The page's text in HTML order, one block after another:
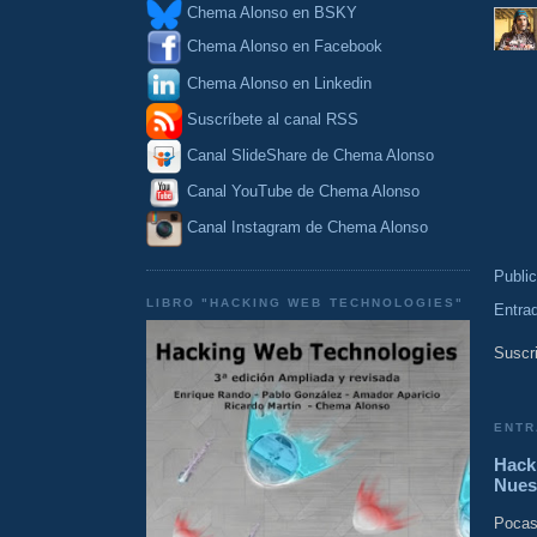
Chema Alonso en BSKY
Chema Alonso en Facebook
Chema Alonso en Linkedin
Suscríbete al canal RSS
Canal SlideShare de Chema Alonso
Canal YouTube de Chema Alonso
Canal Instagram de Chema Alonso
LIBRO "HACKING WEB TECHNOLOGIES"